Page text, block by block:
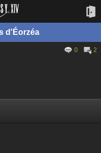
d'Éorzéa
0
2